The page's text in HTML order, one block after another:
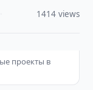
1414 views
проекты в